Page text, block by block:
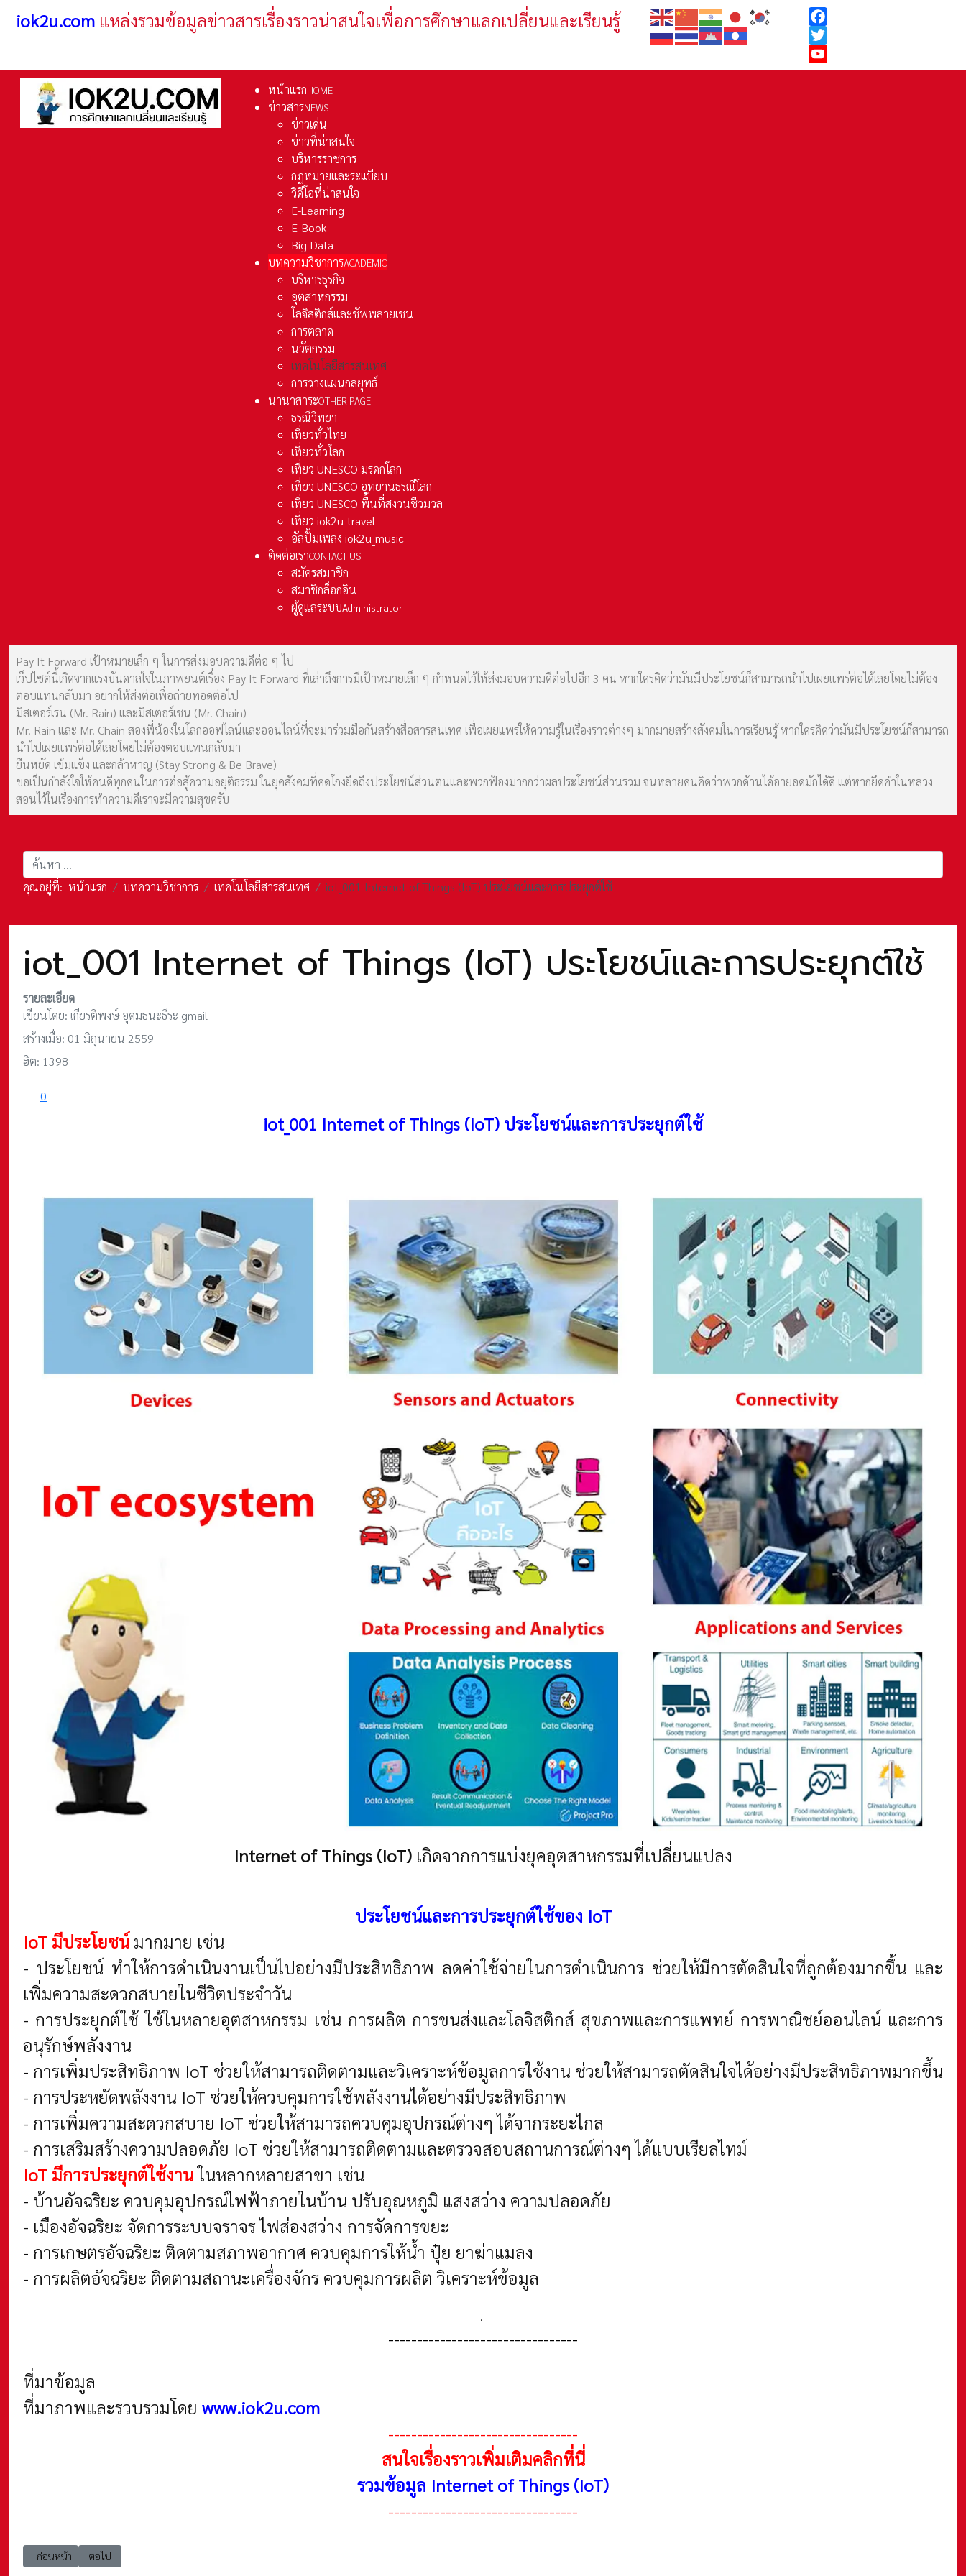
iok2u.com แหล่งรวมข้อมูลข่าวสารเรื่องราวน่าสนใจเพื่อการศึกษาแลกเปลี่ยนและเรียนรู้
Facebook
Twitter
YouTube
หน้าแรกHOME
ข่าวสารNEWS
ข่าวเด่น
ข่าวที่น่าสนใจ
บริหารราชการ
กฏหมายและระเเบียบ
วิดีโอที่น่าสนใจ
E-Learning
E-Book
Big Data
บทความวิชาการACADEMIC
บริหารธุรกิจ
อุตสาหกรรม
โลจิสติกส์และชัพพลายเชน
การตลาด
นวัตกรรม
เทคโนโลยีสารสนเทศ
การวางแผนกลยุทธ์
นานาสาระOTHER PAGE
ธรณีวิทยา
เที่ยวทั่วไทย
เที่ยวทั่วโลก
เที่ยว UNESCO มรดกโลก
เที่ยว UNESCO อุทยานธรณีโลก
เที่ยว UNESCO พื้นที่สงวนชีวมวล
เที่ยว iok2u_travel
อัลปั้มเพลง iok2u_music
ติดต่อเราCONTACT US
สมัครสมาชิก
สมาชิกล็อกอิน
ผู้ดูแลระบบAdministrator
Pay It Forward เป้าหมายเล็ก ๆ ในการส่งมอบความดีต่อ ๆ ไป
เว็ปไซต์นี้เกิดจากแรงบันดาลใจในภาพยนต์เรื่อง Pay It Forward ที่เล่าถึงการมีเป้าหมายเล็ก ๆ กำหนดไว้ให้ส่งมอบความดีต่อไปอีก 3 คน หากใครคิดว่ามันมีประโยชน์ก็สามารถนำไปเผยแพร่ต่อได้เลยโดยไม่ต้อง
ตอบแทนกลับมา อยากให้ส่งต่อเพื่อถ่ายทอดต่อไป
มิสเตอร์เรน (Mr. Rain) และมิสเตอร์เชน (Mr. Chain)
Mr. Rain และ Mr. Chain สองพี่น้องในโลกออฟไลน์และออนไลน์ที่จะมาร่วมมือกันสร้างสื่อสารสนเทศ เพื่อเผยแพร่ให้ความรู้ในเรื่องราวต่างๆ มากมายสร้างสังคมในการเรียนรู้ หากใครคิดว่ามันมีประโยชน์ก็สามารถ
นำไปเผยแพร่ต่อได้เลยโดยไม่ต้องตอบแทนกลับมา
ยืนหยัด เข้มแข็ง และกล้าหาญ (Stay Strong & Be Brave)
ขอเป็นกำลังใจให้คนดีทุกคนในการต่อสู้ความอยุติธรรม ในยุคสังคมที่คดโกงยึดถึงประโยชน์ส่วนตนและพวกฟ้องมากกว่าผลประโยชน์ส่วนรวม จนหลายคนคิดว่าพวกด้านได้อายอดมักได้ดี แต่หากยึดคำในหลวง
สอนไว้ในเรื่องการทำความดีเราจะมีความสุขครับ
การค้นหา
คุณอยู่ที่: หน้าแรก บทความวิชาการ เทคโนโลยีสารสนเทศ iot_001 Internet of Things (IoT) ประโยชน์และการประยุกต์ใช้
iot_001 Internet of Things (IoT) ประโยชน์และการประยุกต์ใช้
รายละเอียด
เขียนโดย: เกียรติพงษ์ อุดมธนะธีระ gmail
สร้างเมื่อ: 01 มิถุนายน 2559
ฮิต: 1398
0
iot_001 Internet of Things (IoT) ประโยชน์และการประยุกต์ใช้
Internet of Things (IoT) เกิดจากการแบ่งยุคอุตสาหกรรมที่เปลี่ยนแปลง
ประโยชน์และการประยุกต์ใช้ของ IoT
IoT มีประโยชน์ มากมาย เช่น
- ประโยชน์ ทำให้การดำเนินงานเป็นไปอย่างมีประสิทธิภาพ ลดค่าใช้จ่ายในการดำเนินการ ช่วยให้มีการตัดสินใจที่ถูกต้องมากขึ้น และ
เพิ่มความสะดวกสบายในชีวิตประจำวัน
- การประยุกต์ใช้ ใช้ในหลายอุตสาหกรรม เช่น การผลิต การขนส่งและโลจิสติกส์ สุขภาพและการแพทย์ การพาณิชย์ออนไลน์ และการ
อนุรักษ์พลังงาน
- การเพิ่มประสิทธิภาพ IoT ช่วยให้สามารถติดตามและวิเคราะห์ข้อมูลการใช้งาน ช่วยให้สามารถตัดสินใจได้อย่างมีประสิทธิภาพมากขึ้น
- การประหยัดพลังงาน IoT ช่วยให้ควบคุมการใช้พลังงานได้อย่างมีประสิทธิภาพ
- การเพิ่มความสะดวกสบาย IoT ช่วยให้สามารถควบคุมอุปกรณ์ต่างๆ ได้จากระยะไกล
- การเสริมสร้างความปลอดภัย IoT ช่วยให้สามารถติดตามและตรวจสอบสถานการณ์ต่างๆ ได้แบบเรียลไทม์
IoT มีการประยุกต์ใช้งานในหลากหลายสาขา เช่น
- บ้านอัจฉริยะ ควบคุมอุปกรณ์ไฟฟ้าภายในบ้าน ปรับอุณหภูมิ แสงสว่าง ความปลอดภัย
- เมืองอัจฉริยะ จัดการระบบจราจร ไฟส่องสว่าง การจัดการขยะ
- การเกษตรอัจฉริยะ ติดตามสภาพอากาศ ควบคุมการให้น้ำ ปุ๋ย ยาฆ่าแมลง
- การผลิตอัจฉริยะ ติดตามสถานะเครื่องจักร ควบคุมการผลิต วิเคราะห์ข้อมูล
.
---------------------------------
ที่มาข้อมูล
ที่มาภาพและรวบรวมโดย www.iok2u.com
---------------------------------
สนใจเรื่องราวเพิ่มเติมคลิกที่นี่
รวมข้อมูล Internet of Things (IoT)
---------------------------------
เนื้อหาก่อนหน้า: iot_001 Internet of Things (IoT) ทิศทางการพัฒนา (Trend)
ก่อนหน้า เนื้อหาถัดไป: iot_001 Internet of Things (IoT) องค์ประกอบ 3 ส่วน
ต่อไป